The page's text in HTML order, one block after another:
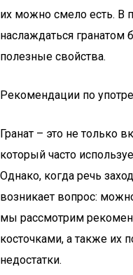
их можно смело есть. В
наслаждаться гранатом
полезные свойства.
Рекомендации по
Гранат – это не только
который часто
Однако, когда речь
возникает вопрос:
мы рассмотрим
косточками, а также их
недостатки.